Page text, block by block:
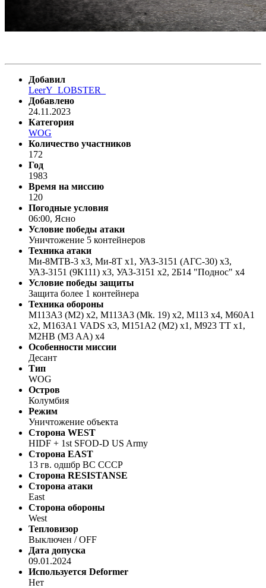
Добавил
LeerY_LOBSTER_
Добавлено
24.11.2023
Категория
WOG
Количество участников
172
Год
1983
Время на миссию
120
Погодные условия
06:00, Ясно
Условие победы атаки
Уничтожение 5 контейнеров
Техника атаки
Ми-8МТВ-3 х3, Ми-8Т х1, УАЗ-3151 (АГС-30) х3,
УАЗ-3151 (9К111) х3, УАЗ-3151 х2, 2Б14 "Поднос" х4
Условие победы защиты
Защита более 1 контейнера
Техника обороны
M113A3 (M2) x2, M113A3 (Mk. 19) x2, M113 x4, M60A1
x2, M163A1 VADS x3, M151A2 (M2) x1, M923 TT x1,
M2HB (M3 AA) x4
Особенности миссии
Десант
Тип
WOG
Остров
Колумбия
Режим
Уничтожение объекта
Сторона WEST
HIDF + 1st SFOD-D US Army
Сторона EAST
13 гв. одшбр ВС СССР
Сторона RESISTANSE
Сторона атаки
East
Сторона обороны
West
Тепловизор
Выключен / OFF
Дата допуска
09.01.2024
Используется Deformer
Нет